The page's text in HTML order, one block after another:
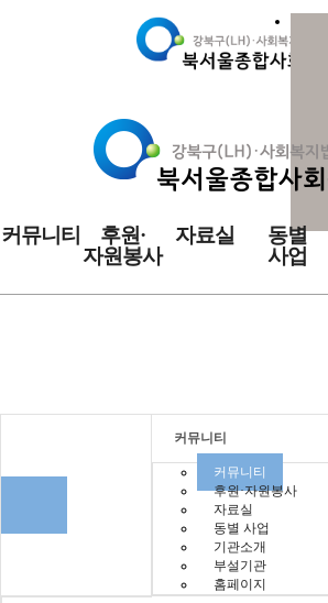
커뮤니티
후원·
자원봉사
자료실
동별
사업
커뮤니티
커뮤니티
후원·자원봉사
자료실
동별 사업
기관소개
부설기관
홈페이지